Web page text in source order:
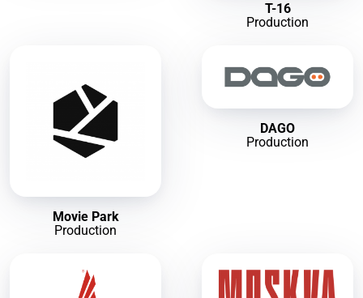
Т-16
Production
Movie Park
Production
DAGO
Production